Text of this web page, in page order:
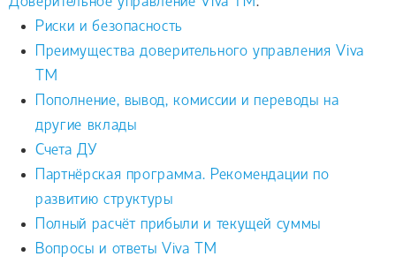
Риски и безопасность
Преимущества доверительного управления Viva
TM
Пополнение, вывод, комиссии и переводы на
другие вклады
Счета ДУ
Партнёрская программа. Рекомендации по
развитию структуры
Полный расчёт прибыли и текущей суммы
Вопросы и ответы Viva TM